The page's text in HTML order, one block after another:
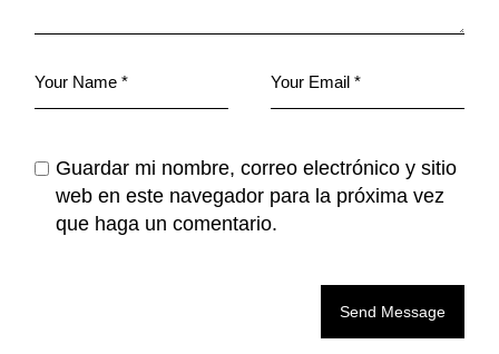
Guardar mi nombre, correo electrónico y sitio
web en este navegador para la próxima vez
que haga un comentario.
Send Message